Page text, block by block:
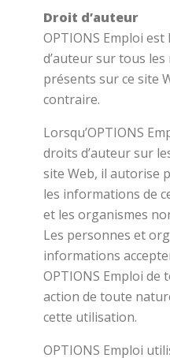
Droit d’auteur
OPTIONS Emploi
d’auteur sur tous
présents sur ce site
contraire.
Lorsqu’OPTIONS
droits d’auteur sur
site Web, il autorise
les informations de
et les organismes
Les personnes et
informations
OPTIONS Emploi
action de toute
cette utilisation.
OPTIONS Emploi